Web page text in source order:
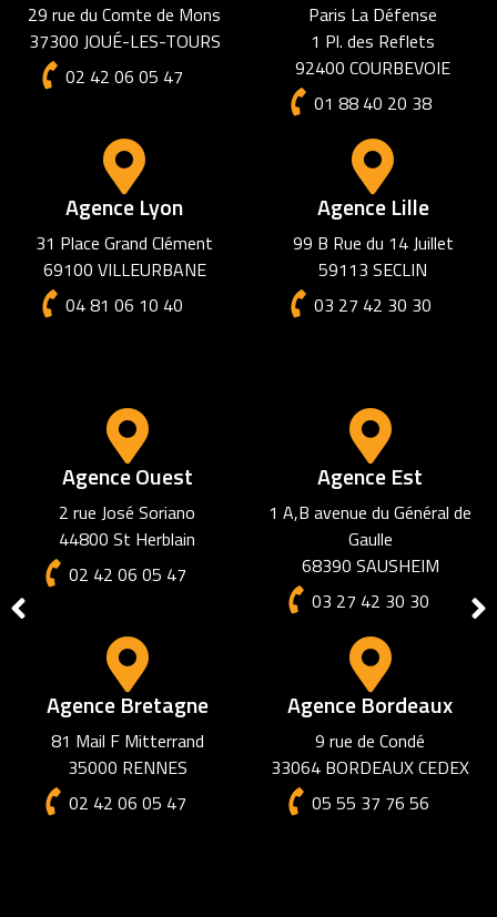
29 rue du Comte de Mons
37300 JOUÉ-LES-TOURS
02 42 06 05 47
Paris La Défense
1 Pl. des Reflets
92400 COURBEVOIE
01 88 40 20 38
Agence Lyon
31 Place Grand Clément
69100 VILLEURBANE
04 81 06 10 40
Agence Lille
99 B Rue du 14 Juillet
59113 SECLIN
03 27 42 30 30
Agence Ouest
2 rue José Soriano
44800 St Herblain
02 42 06 05 47
Agence Est
1 A,B avenue du Général de
Gaulle
68390 SAUSHEIM
03 27 42 30 30
Agence Bretagne
81 Mail F Mitterrand
35000 RENNES
02 42 06 05 47
Agence Bordeaux
9 rue de Condé
33064 BORDEAUX CEDEX
05 55 37 76 56